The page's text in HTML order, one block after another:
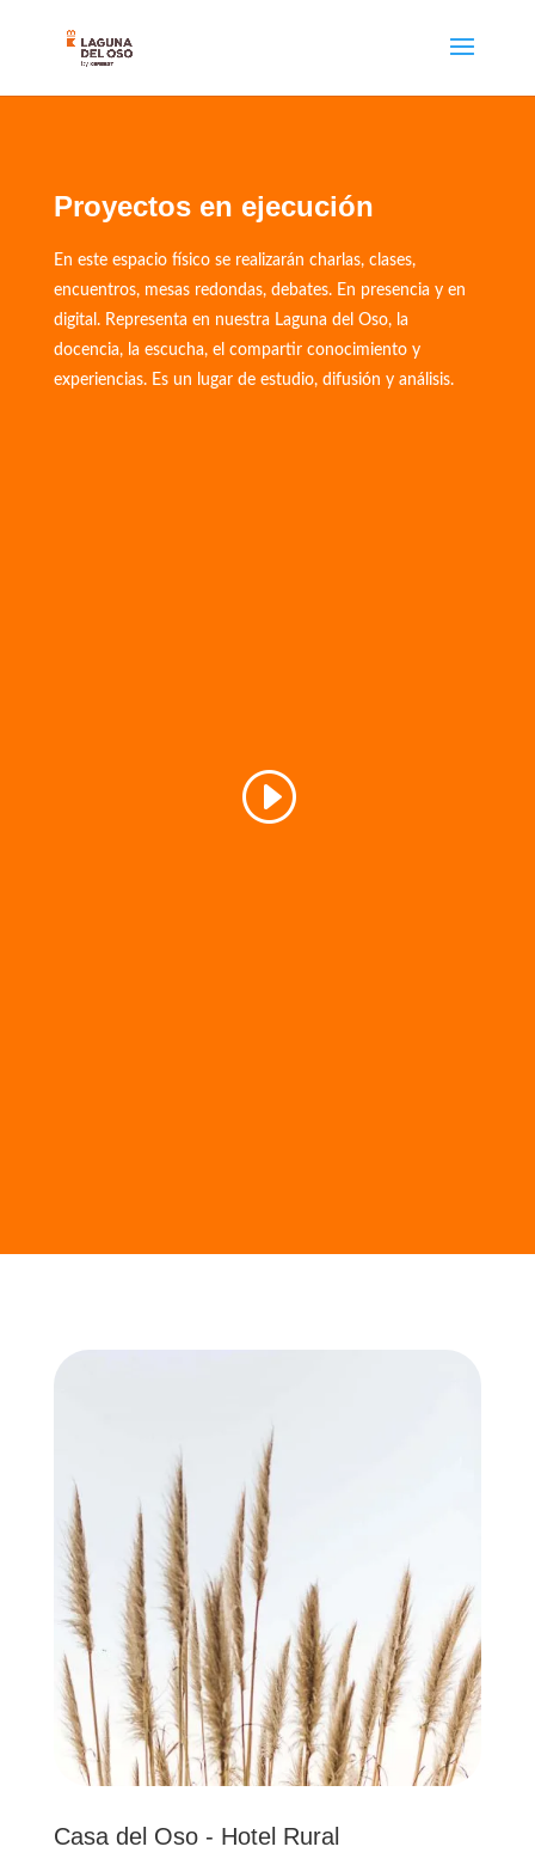
Proyectos en ejecución
En este espacio físico se realizarán charlas, clases,
encuentros, mesas redondas, debates. En presencia y en
digital. Representa en nuestra Laguna del Oso, la
docencia, la escucha, el compartir conocimiento y
experiencias. Es un lugar de estudio, difusión y análisis.
Casa del Oso - Hotel Rural